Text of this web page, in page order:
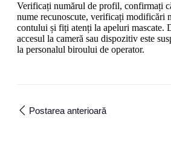
Verificați numărul de profil, confirmați
nume recunoscute, verificați modificări
contului și fiți atenți la apeluri mascate.
accesul la cameră sau dispozitiv este
la personalul biroului de operator.
Postarea anterioară